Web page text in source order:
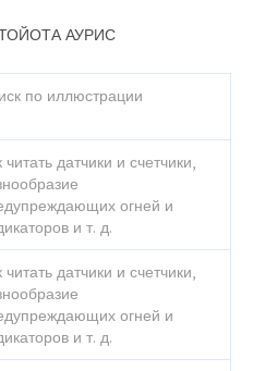
АУРИС
по иллюстрации
читать датчики и счетчики,
огней и
и т. д.
читать датчики и счетчики,
огней и
и т. д.